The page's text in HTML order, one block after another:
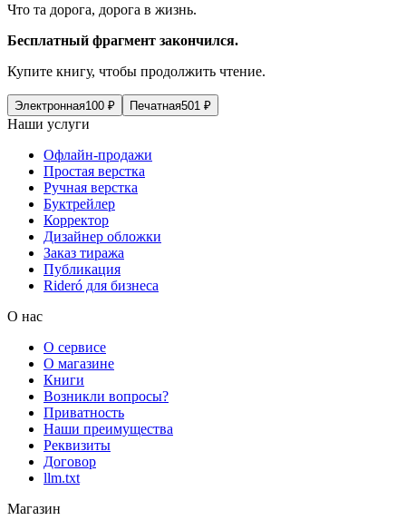
Что та дорога, дорога в жизнь.
Бесплатный фрагмент закончился.
Купите книгу, чтобы продолжить чтение.
Электронная100 ₽ Печатная501 ₽
Наши услуги
Офлайн-продажи
Простая верстка
Ручная верстка
Буктрейлер
Корректор
Дизайнер обложки
Заказ тиража
Публикация
Rideró для бизнеса
О нас
О сервисе
О магазине
Книги
Возникли вопросы?
Приватность
Наши преимущества
Реквизиты
Договор
llm.txt
Магазин